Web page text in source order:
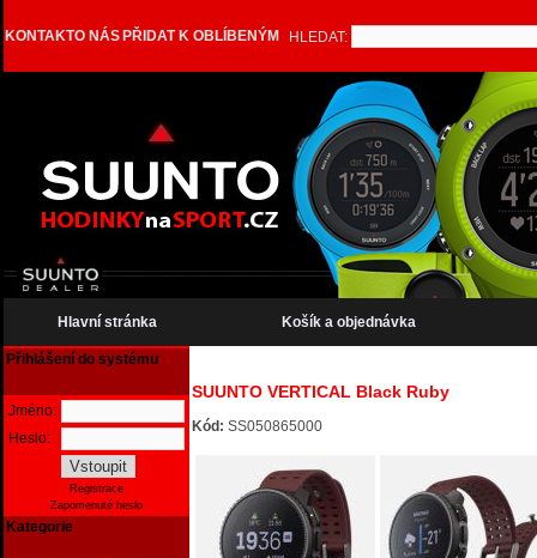
KONTAKTO NÁS PŘIDAT K OBLÍBENÝM HLEDAT:
Hlavní stránka Košík a objednávka
Přihlášení do systému
Jméno:
Heslo:
Registrace
Zapomenuté heslo
Kategorie
SUUNTO VERTICAL Black Ruby
Kód: SS050865000